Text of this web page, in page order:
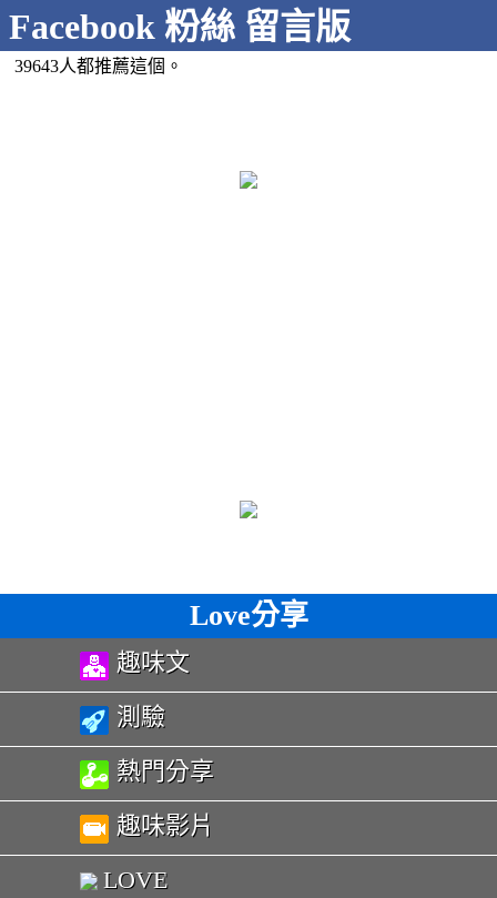
Facebook 粉絲 留言版
39643人都推薦這個。
Love分享
趣味文
測驗
熱門分享
趣味影片
LOVE